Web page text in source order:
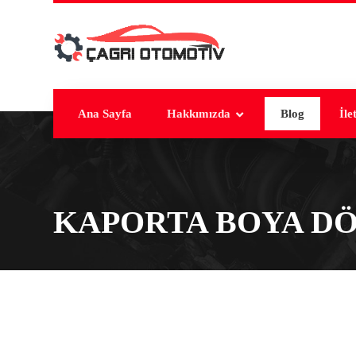
Ana Sayfa Hakkımızda Blog
KAPORTA BOYA